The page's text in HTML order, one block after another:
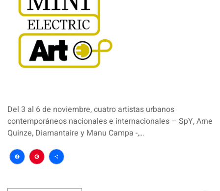
Del 3 al 6 de noviembre, cuatro artistas urbanos
contemporáneos nacionales e internacionales – SpY, Arne
Quinze, Diamantaire y Manu Campa -,…
Facebook
Pinterest
Compartir